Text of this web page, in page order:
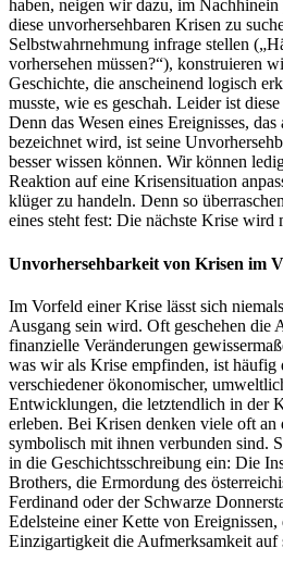
haben, neigen wir dazu, im
diese unvorhersehbaren Krisen zu
Selbstwahrnehmung infrage stellen
vorhersehen müssen?“), konstruieren
Geschichte, die anscheinend logisch
musste, wie es geschah. Leider ist
Denn das Wesen eines Ereignisses,
bezeichnet wird, ist seine
besser wissen können. Wir können
Reaktion auf eine Krisensituation
klüger zu handeln. Denn so
eines steht fest: Die nächste Krise wird
Unvorhersehbarkeit von Krisen im
Im Vorfeld einer Krise lässt sich
Ausgang sein wird. Oft geschehen die
finanzielle Veränderungen
was wir als Krise empfinden, ist häufig
verschiedener ökonomischer,
Entwicklungen, die letztendlich in der
erleben. Bei Krisen denken viele oft an
symbolisch mit ihnen verbunden sind.
in die Geschichtsschreibung ein: Die
Brothers, die Ermordung des
Ferdinand oder der Schwarze
Edelsteine einer Kette von
Einzigartigkeit die Aufmerksamkeit auf